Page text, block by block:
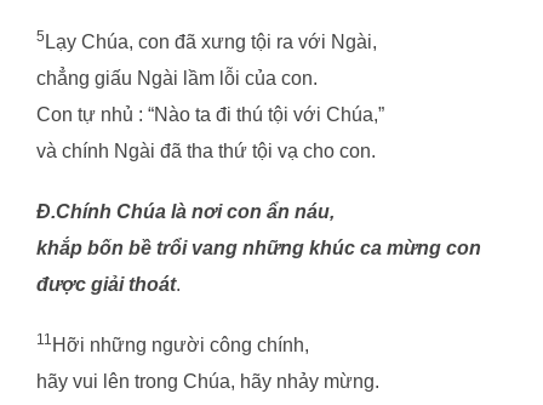
5 Lạy Chúa, con đã xưng tội ra với Ngài,
chẳng giấu Ngài lầm lỗi của con.
Con tự nhủ : “Nào ta đi thú tội với Chúa,”
và chính Ngài đã tha thứ tội vạ cho con.
Đ.Chính Chúa là nơi con ẩn náu,
khắp bốn bề trổi vang những khúc ca mừng con
được giải thoát.
11 Hỡi những người công chính,
hãy vui lên trong Chúa, hãy nhảy mừng.